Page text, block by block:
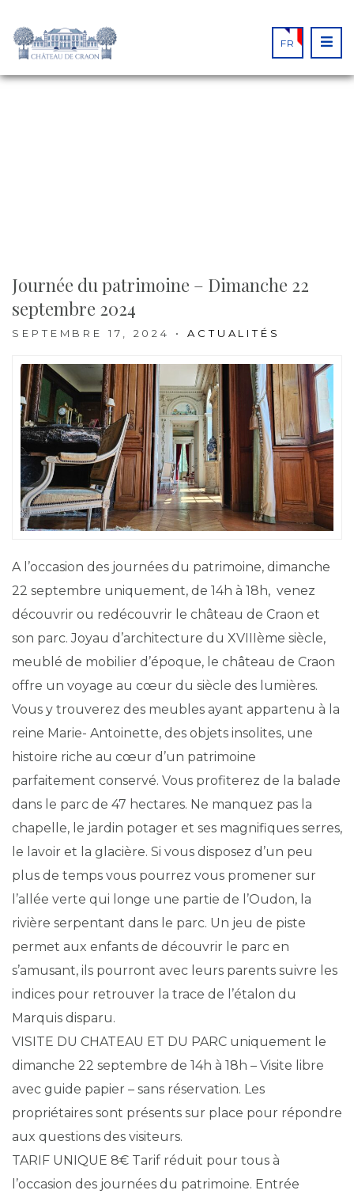
FR
Journée du patrimoine – Dimanche 22
septembre 2024
SEPTEMBRE 17, 2024 • ACTUALITÉS
A l’occasion des journées du patrimoine, dimanche
22 septembre uniquement, de 14h à 18h, venez
découvrir ou redécouvrir le château de Craon et
son parc. Joyau d’architecture du XVIIIème siècle,
meublé de mobilier d’époque, le château de Craon
offre un voyage au cœur du siècle des lumières.
Vous y trouverez des meubles ayant appartenu à la
reine Marie- Antoinette, des objets insolites, une
histoire riche au cœur d’un patrimoine
parfaitement conservé. Vous profiterez de la balade
dans le parc de 47 hectares. Ne manquez pas la
chapelle, le jardin potager et ses magnifiques serres,
le lavoir et la glacière. Si vous disposez d’un peu
plus de temps vous pourrez vous promener sur
l’allée verte qui longe une partie de l’Oudon, la
rivière serpentant dans le parc. Un jeu de piste
permet aux enfants de découvrir le parc en
s’amusant, ils pourront avec leurs parents suivre les
indices pour retrouver la trace de l’étalon du
Marquis disparu.
VISITE DU CHATEAU ET DU PARC uniquement le
dimanche 22 septembre de 14h à 18h – Visite libre
avec guide papier – sans réservation. Les
propriétaires sont présents sur place pour répondre
aux questions des visiteurs.
TARIF UNIQUE 8€ Tarif réduit pour tous à
l’occasion des journées du patrimoine. Entrée